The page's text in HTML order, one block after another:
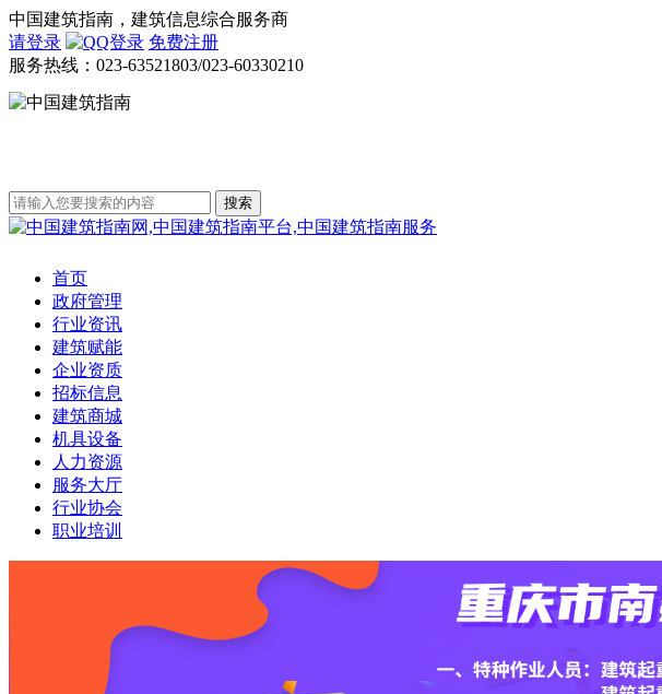
中国建筑指南，建筑信息综合服务商
请登录
免费注册
服务热线： 023-63521803/023-60330210
首页
政府管理
行业资讯
建筑赋能
企业资质
招标信息
建筑商城
机具设备
人力资源
服务大厅
行业协会
职业培训